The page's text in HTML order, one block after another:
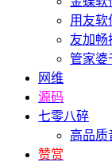
用友软
友加畅
管家婆
网维
源码
七零八碎
高品质
赞赏